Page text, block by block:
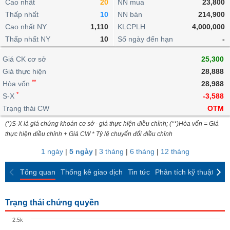
Giao
dịch
nội
bộ
Niên
giám
Tài
liệu
cổ
đông
Định
giá
Nước
ngoài
Tự
doanh
Top
cổ
phiếu
Bản
Thống
giao
dịch
dịch
Chứng
quyền
Tổng
quan
Thống
kê
dịch
Định
Thống
kê
giao
dịch
Tin
tức
tích
kỹ
thuật
Bảng
giá
Bộ
lọc
cổ
phiếu
cổ
Báo
mô
lai
Chứng
quyền
Trái
phiếu
doanh
nghiệp
Đào
Dịch
vụ
Cao nhất
20
Thấp nhất
10
Cao nhất NY
1,110
Thấp nhất NY
10
NN mua
23,800
NN bán
214,900
KLCPLH
4,000,000
Số ngày đến hạn
-
Giá CK cơ sở
25,300
Giá thực hiện
28,888
Hòa vốn **
28,988
S-X *
-3,588
Trạng thái CW
OTM
(*)S-X là giá chứng khoán cơ sở - giá thực hiện điều chỉnh; (**)Hòa vốn = Giá
thực hiện điều chỉnh + Giá CW * Tỷ lệ chuyển đổi điều chỉnh
1 ngày| 5 ngày| 3 tháng | 6 tháng | 12 tháng
Tổng quan Thống kê giao dịch Tin tức Phân tích kỹ thuật
Trạng thái chứng quyền
2.5k
BẤT
ĐỘNG
SẢN
TÀI
CHÍNH
HÀNG
HÓA
KINH
TẾ
THẾ